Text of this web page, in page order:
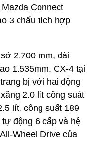
Connect
3 chấu tích hợp
2.700 mm, dài
1.535mm. CX-4 tại
bị với hai động
2.0 lít công suất
lít, công suất 189
động 6 cấp và hệ
Wheel Drive của